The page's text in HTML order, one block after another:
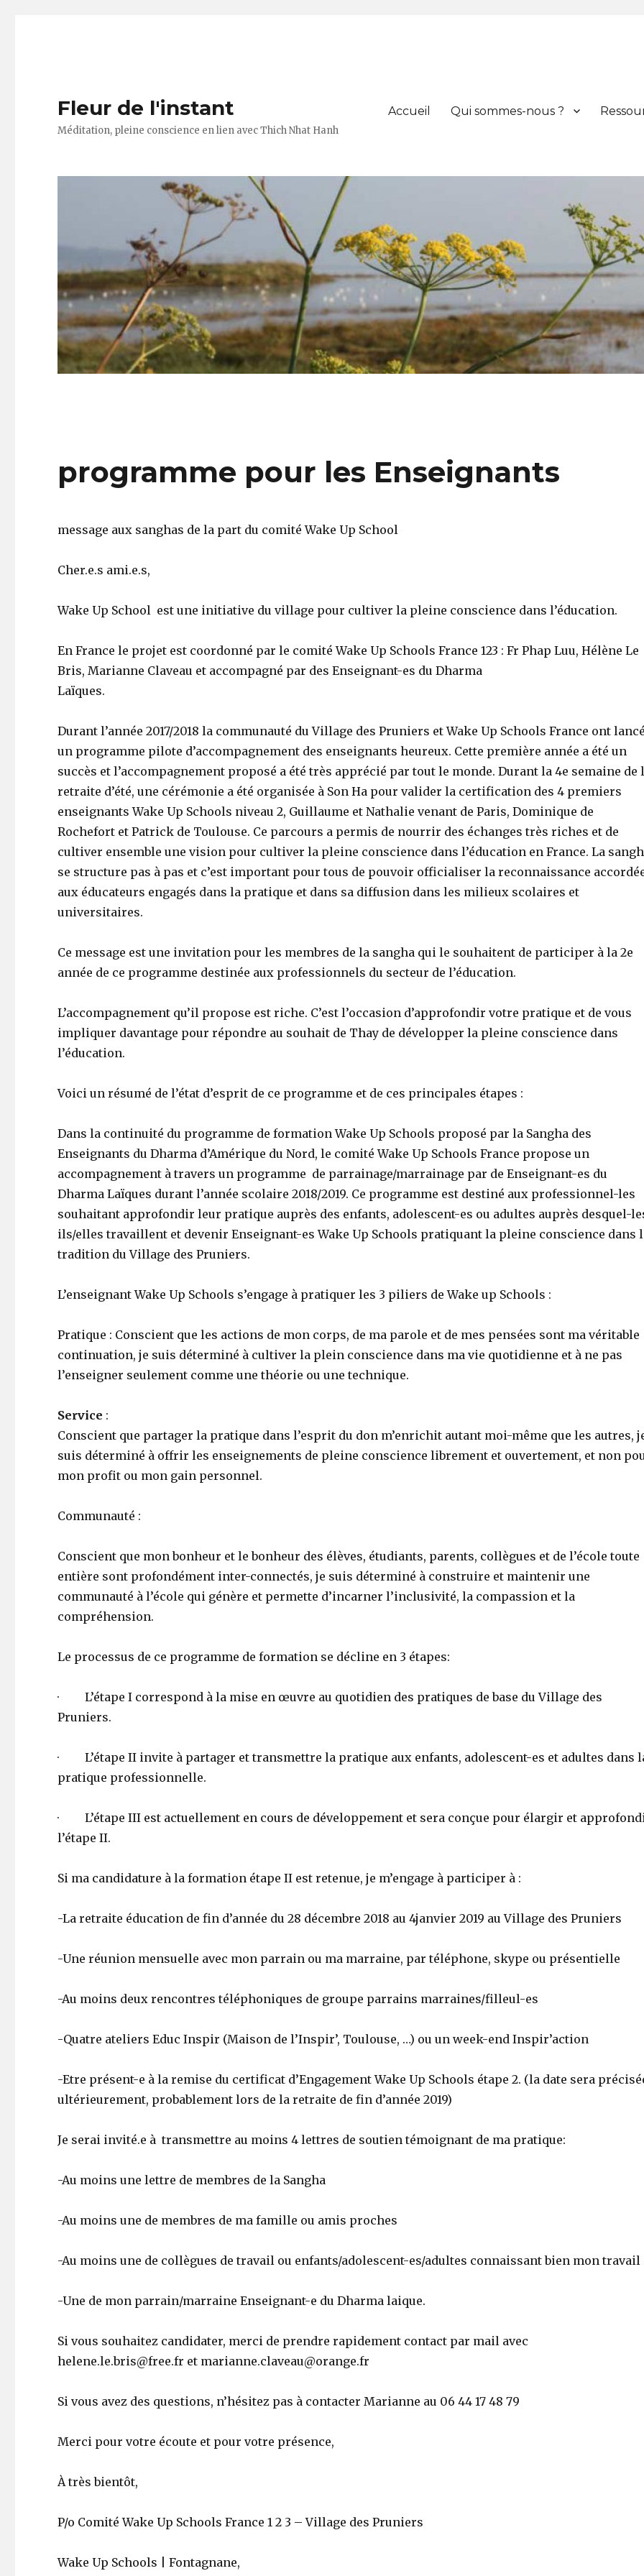
Fleur de l'instant
Méditation, pleine conscience en lien avec Thich Nhat Hanh
Accueil Qui sommes-nous ?
programme pour les Enseignants
message aux sanghas de la part du comité Wake Up School
Cher.e.s ami.e.s,
Wake Up School est une initiative du village pour cultiver la pleine conscience dans l’éducation.
En France le projet est coordonné par le comité Wake Up Schools France 123 : Fr Phap Luu, Hélène Le
Bris, Marianne Claveau et accompagné par des Enseignant-es du Dharma
Laïques.
Durant l’année 2017/2018 la communauté du Village des Pruniers et Wake Up Schools France ont
un programme pilote d’accompagnement des enseignants heureux. Cette première année a été un
succès et l’accompagnement proposé a été très apprécié par tout le monde. Durant la 4e semaine de
retraite d’été, une cérémonie a été organisée à Son Ha pour valider la certification des 4 premiers
enseignants Wake Up Schools niveau 2, Guillaume et Nathalie venant de Paris, Dominique de
Rochefort et Patrick de Toulouse. Ce parcours a permis de nourrir des échanges très riches et de
cultiver ensemble une vision pour cultiver la pleine conscience dans l’éducation en France. La
se structure pas à pas et c’est important pour tous de pouvoir officialiser la reconnaissance
aux éducateurs engagés dans la pratique et dans sa diffusion dans les milieux scolaires et
universitaires.
Ce message est une invitation pour les membres de la sangha qui le souhaitent de participer à la 2e
année de ce programme destinée aux professionnels du secteur de l’éducation.
L’accompagnement qu’il propose est riche. C’est l’occasion d’approfondir votre pratique et de vous
impliquer davantage pour répondre au souhait de Thay de développer la pleine conscience dans
l’éducation.
Voici un résumé de l’état d’esprit de ce programme et de ces principales étapes :
Dans la continuité du programme de formation Wake Up Schools proposé par la Sangha des
Enseignants du Dharma d’Amérique du Nord, le comité Wake Up Schools France propose un
accompagnement à travers un programme de parrainage/marrainage par de Enseignant-es du
Dharma Laïques durant l’année scolaire 2018/2019. Ce programme est destiné aux professionnel-les
souhaitant approfondir leur pratique auprès des enfants, adolescent-es ou adultes auprès desquel-
ils/elles travaillent et devenir Enseignant-es Wake Up Schools pratiquant la pleine conscience dans
tradition du Village des Pruniers.
L’enseignant Wake Up Schools s’engage à pratiquer les 3 piliers de Wake up Schools :
Pratique : Conscient que les actions de mon corps, de ma parole et de mes pensées sont ma véritable
continuation, je suis déterminé à cultiver la plein conscience dans ma vie quotidienne et à ne pas
l’enseigner seulement comme une théorie ou une technique.
Service :
Conscient que partager la pratique dans l’esprit du don m’enrichit autant moi-même que les autres,
suis déterminé à offrir les enseignements de pleine conscience librement et ouvertement, et non
mon profit ou mon gain personnel.
Communauté :
Conscient que mon bonheur et le bonheur des élèves, étudiants, parents, collègues et de l’école toute
entière sont profondément inter-connectés, je suis déterminé à construire et maintenir une
communauté à l’école qui génère et permette d’incarner l’inclusivité, la compassion et la
compréhension.
Le processus de ce programme de formation se décline en 3 étapes:
· L’étape I correspond à la mise en œuvre au quotidien des pratiques de base du Village des
Pruniers.
· L’étape II invite à partager et transmettre la pratique aux enfants, adolescent-es et adultes dans
pratique professionnelle.
· L’étape III est actuellement en cours de développement et sera conçue pour élargir et
l’étape II.
Si ma candidature à la formation étape II est retenue, je m’engage à participer à :
-La retraite éducation de fin d’année du 28 décembre 2018 au 4janvier 2019 au Village des Pruniers
-Une réunion mensuelle avec mon parrain ou ma marraine, par téléphone, skype ou présentielle
-Au moins deux rencontres téléphoniques de groupe parrains marraines/filleul-es
-Quatre ateliers Educ Inspir (Maison de l’Inspir’, Toulouse, …) ou un week-end Inspir’action
-Etre présent-e à la remise du certificat d’Engagement Wake Up Schools étape 2. (la date sera
ultérieurement, probablement lors de la retraite de fin d’année 2019)
Je serai invité.e à transmettre au moins 4 lettres de soutien témoignant de ma pratique:
-Au moins une lettre de membres de la Sangha
-Au moins une de membres de ma famille ou amis proches
-Au moins une de collègues de travail ou enfants/adolescent-es/adultes connaissant bien mon travail
-Une de mon parrain/marraine Enseignant-e du Dharma laique.
Si vous souhaitez candidater, merci de prendre rapidement contact par mail avec
helene.le.bris@free.fr et marianne.claveau@orange.fr
Si vous avez des questions, n’hésitez pas à contacter Marianne au 06 44 17 48 79
Merci pour votre écoute et pour votre présence,
À très bientôt,
P/o Comité Wake Up Schools France 1 2 3 – Village des Pruniers
Wake Up Schools | Fontagnane,